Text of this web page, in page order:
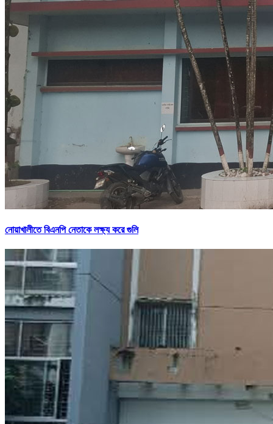
নোয়াখালীতে বিএনপি নেতাকে লক্ষ্য করে গুলি